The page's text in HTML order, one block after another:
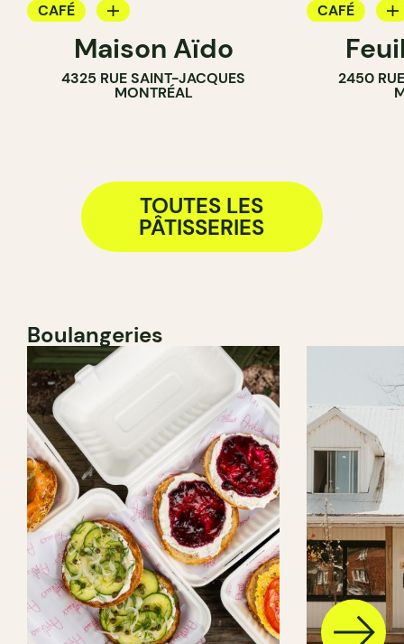
CAFÉ
PÂTISSERIE
Maison Aïdo
4325 RUE SAINT-JACQUES
MONTRÉAL
CAFÉ
PÂTISSERIE
2450
TOUTES LES
PÂTISSERIES
Boulangeries